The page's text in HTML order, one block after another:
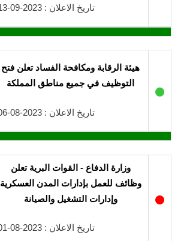
تاريخ الاعلان : 2023-09-13
●
هيئة الرقابة ومكافحة الفساد تعلن فتح
التوظيف في جميع مناطق المملكة
تاريخ الاعلان : 2023-08-06
●
وزارة الدفاع - القوات البرية تعلن
وظائف للعمل بإدارات المدن العسكرية
وإدارات التشغيل والصيانة
تاريخ الاعلان : 2023-08-01